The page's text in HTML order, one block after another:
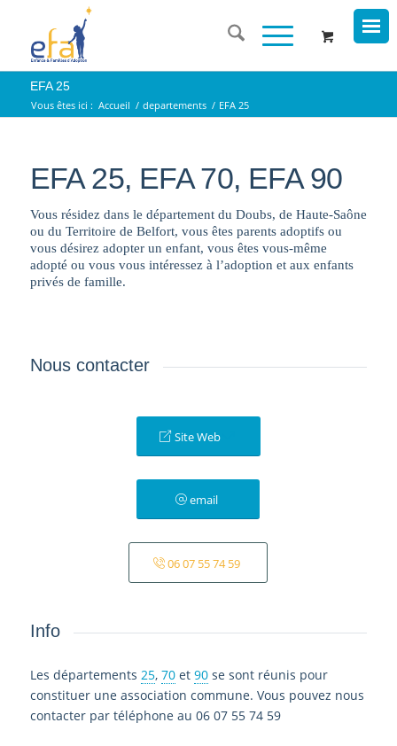
EFA 25
Vous êtes ici : Accueil / departements / EFA 25
EFA 25, EFA 70, EFA 90
Vous résidez dans le département du Doubs, de Haute-Saône
ou du Territoire de Belfort, vous êtes parents adoptifs ou
vous désirez adopter un enfant, vous êtes vous-même
adopté ou vous vous intéressez à l’adoption et aux enfants
privés de famille.
Nous contacter
Site Web
email
06 07 55 74 59
Info
Les départements 25, 70et 90se sont réunis pour
constituer une association commune. Vous pouvez nous
contacter par téléphone au 06 07 55 74 59